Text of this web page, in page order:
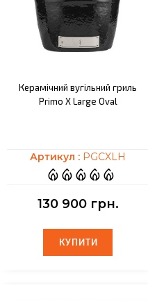
Керамічний вугільний гриль
Primo X Large Oval
Артикул : PGCXLH
130 900 грн.
КУПИТИ
КУПИТИ